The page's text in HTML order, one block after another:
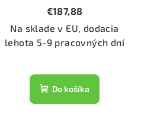
€187,88
Na sklade v EU, dodacia
lehota 5-9 pracovných dní
Do košíka